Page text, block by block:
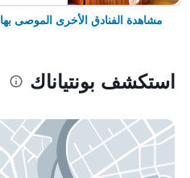
مشاهدة الفنادق الأخرى الموصى بها
استكشف بونتياناك